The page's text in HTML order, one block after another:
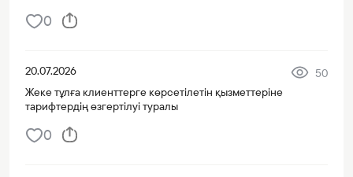
0
20.07.2026
50
Жеке тұлға клиенттерге көрсетілетін қызметтеріне
тарифтердің өзгертілуі туралы
0